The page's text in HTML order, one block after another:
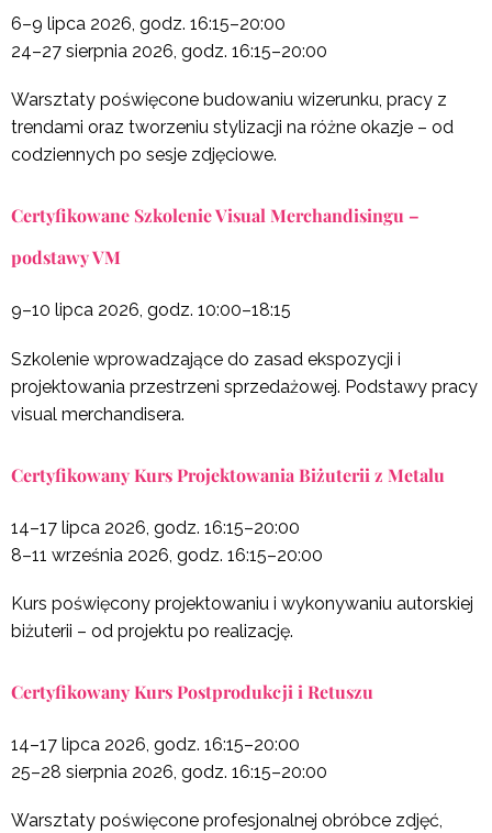
6–9 lipca 2026, godz. 16:15–20:00
24–27 sierpnia 2026, godz. 16:15–20:00
Warsztaty poświęcone budowaniu wizerunku, pracy z
trendami oraz tworzeniu stylizacji na różne okazje – od
codziennych po sesje zdjęciowe.
Certyfikowane Szkolenie Visual Merchandisingu –
podstawy VM
9–10 lipca 2026, godz. 10:00–18:15
Szkolenie wprowadzające do zasad ekspozycji i
projektowania przestrzeni sprzedażowej. Podstawy pracy
visual merchandisera.
Certyfikowany Kurs Projektowania Biżuterii z Metalu
14–17 lipca 2026, godz. 16:15–20:00
8–11 września 2026, godz. 16:15–20:00
Kurs poświęcony projektowaniu i wykonywaniu autorskiej
biżuterii – od projektu po realizację.
Certyfikowany Kurs Postprodukcji i Retuszu
14–17 lipca 2026, godz. 16:15–20:00
25–28 sierpnia 2026, godz. 16:15–20:00
Warsztaty poświęcone profesjonalnej obróbce zdjęć,